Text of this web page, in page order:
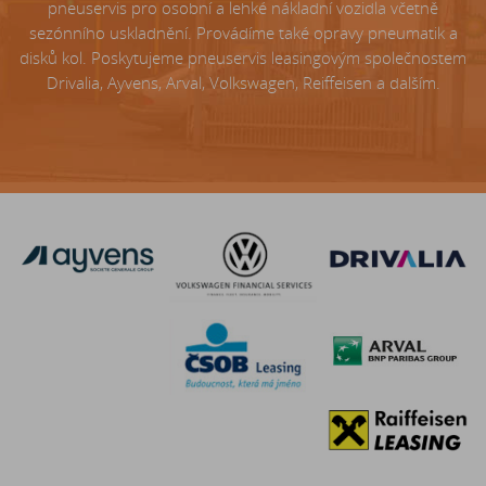
pneuservis pro osobní a lehké nákladní vozidla včetně
sezónního uskladnění. Provádíme také opravy pneumatik a
disků kol. Poskytujeme pneuservis leasingovým společnostem
Drivalia, Ayvens, Arval, Volkswagen, Reiffeisen a dalším.